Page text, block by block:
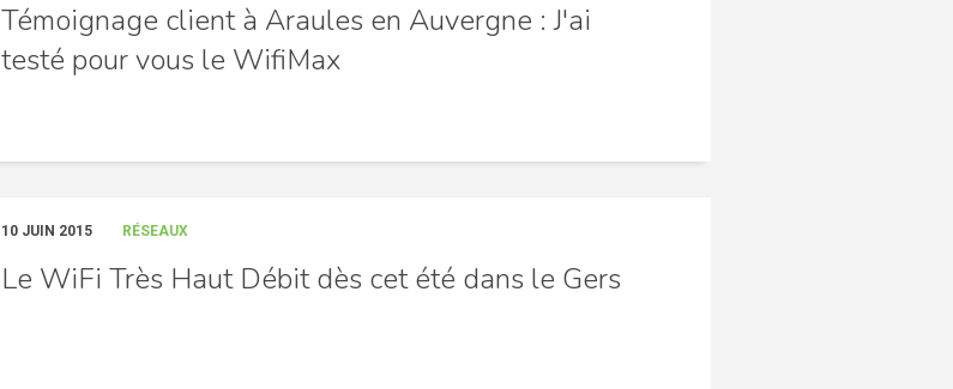
Témoignage client à Araules en Auvergne : J'ai
testé pour vous le WifiMax
10 JUIN 2015 RÉSEAUX
Le WiFi Très Haut Débit dès cet été dans le Gers